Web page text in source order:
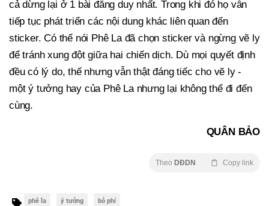
cả dừng lại ở 1 bài đăng duy nhất. Trong khi đó họ vẫn
tiếp tục phát triển các nội dung khác liên quan đến
sticker. Có thể nói Phê La đã chọn sticker và ngừng vẽ ly
để tránh xung đột giữa hai chiến dịch. Dù mọi quyết định
đều có lý do, thế nhưng vẫn thật đáng tiếc cho vẽ ly -
một ý tưởng hay của Phê La nhưng lại không thể đi đến
cùng.
QUÂN BẢO
Theo DĐDN Copy link
phê la ý tưởng bỏ phí